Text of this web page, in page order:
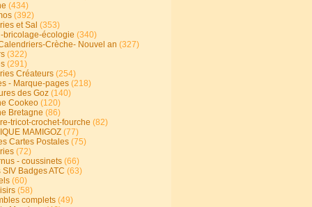
(434)
(392)
et Sal (353)
bricolage-écologie (340)
Crèche- Nouvel an (327)
(322)
(291)
Créateurs (254)
- Marque-pages (218)
des Goz (140)
Cookeo (120)
Bretagne (86)
tricot-crochet-fourche (82)
MAMIGOZ (77)
Cartes Postales (75)
(72)
- coussinets (66)
Badges ATC (63)
(60)
(58)
complets (49)